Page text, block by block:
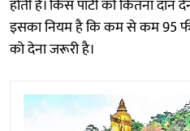
होती है। किस पार्टी को कितना दान
इसका नियम है कि कम से कम 95
को देना जरूरी है।